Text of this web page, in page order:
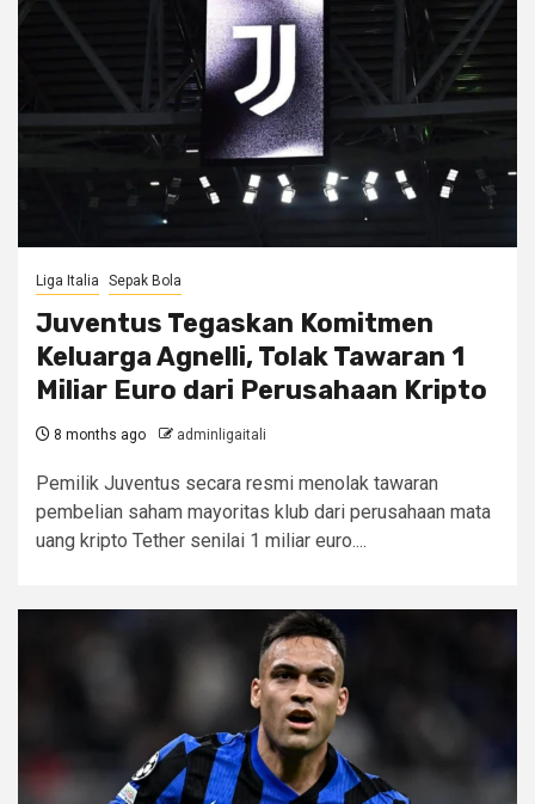
Liga Italia Sepak Bola
Juventus Tegaskan Komitmen
Keluarga Agnelli, Tolak Tawaran 1
Miliar Euro dari Perusahaan Kripto
8 months ago adminligaitali
Pemilik Juventus secara resmi menolak tawaran
pembelian saham mayoritas klub dari perusahaan mata
uang kripto Tether senilai 1 miliar euro....